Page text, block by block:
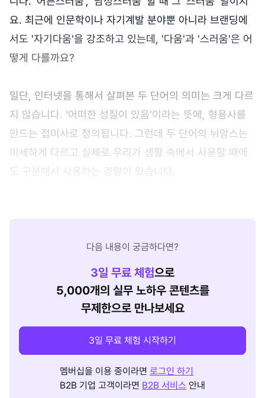
요. 최근에 인문학이나 자기계발 분야뿐 아니라 브랜딩에
서도 '자기다움'을 강조하고 있는데, '다움'과 '스러움'은 어
떻게 다를까요?
일단, 인터넷을 통해서 살펴본 두 단어의 의미는 크게 다르
지 않습니다. '어떠한 성질이 있음'이라는 뜻에, 형용사를
만드는 접미사로 정의됩니다. 그런데 두 단어의 뉘앙스는
미세하게 다르고 실제로 우리가 생활 속에서 사용할 때에
도 구분해서 사용하는 경향이 있습니다.
다음 내용이 궁금하다면?
3일 무료 체험으로
5,000개의 실무 노하우 콘텐츠를
무제한으로 만나보세요
3일 무료 체험 시작하기
멤버십을 이용 중이라면 로그인 하기
B2B 기업 고객이라면 B2B 서비스 안내